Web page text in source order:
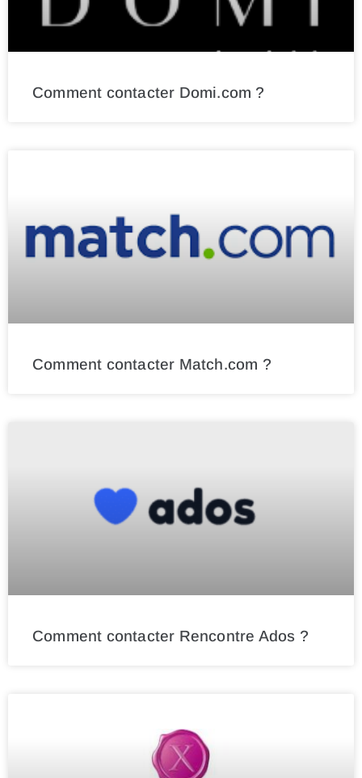
Comment contacter Domi.com ?
Comment contacter Match.com ?
Comment contacter Rencontre Ados ?